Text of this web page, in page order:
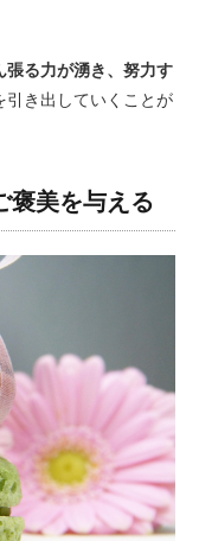
張る力が湧き、努力す
引き出していくことが
美を与える